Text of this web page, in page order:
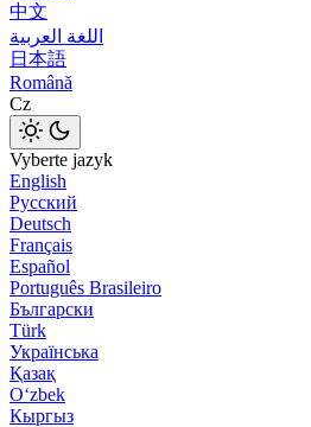
中文
اللغة العربية
日本語
Română
Cz
Vyberte jazyk
English
Русский
Deutsch
Français
Español
Português Brasileiro
Български
Türk
Українська
Қазақ
Оʻzbek
Кыргыз